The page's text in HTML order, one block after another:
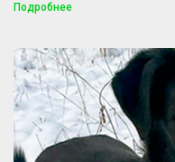
Подробнее